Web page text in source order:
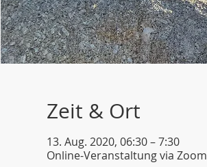
Zeit & Ort
13. Aug. 2020, 06:30 – 7:30
Online-Veranstaltung via Zoom